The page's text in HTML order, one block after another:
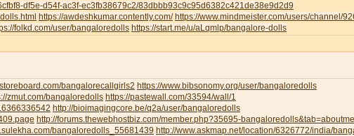
df5e-d54f-ac3f-ec3fb38679c2/83dbbb93c9c95d6382c421de38e9d2d9
https://awdeshkumar.contently.com/ https://www.mindmeister.com/users/channel/
folkd.com/user/bangaloredolls https://start.me/u/aLqmlp/bangalore-dolls
bangalorecallgirls2 https://www.bibsonomy.org/user/bangaloredolls
zmut.com/bangaloredolls https://pastewall.com/33594/wall/1
http://bioimagingcore.be/q2a/user/bangaloredolls
http://forums.thewebhostbiz.com/member.php?35695-
bangaloredolls_55681439 http://www.askmap.net/location/6326772/india/